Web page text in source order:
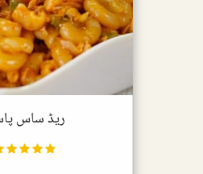
ریڈ ساس